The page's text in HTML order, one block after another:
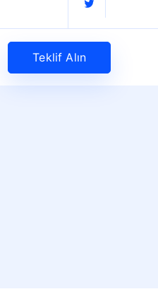
Teklif Alın